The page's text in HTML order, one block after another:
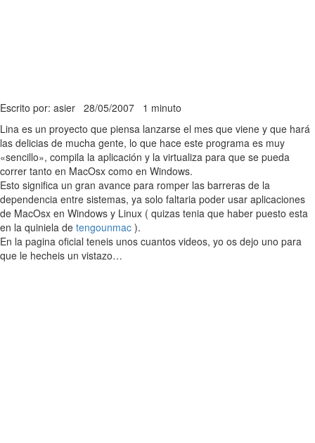
Escrito por: asier 28/05/2007 1 minuto
Lina es un proyecto que piensa lanzarse el mes que viene y que hará
las delicias de mucha gente, lo que hace este programa es muy
«sencillo», compila la aplicación y la virtualiza para que se pueda
correr tanto en MacOsx como en Windows.
Esto significa un gran avance para romper las barreras de la
dependencia entre sistemas, ya solo faltaria poder usar aplicaciones
de MacOsx en Windows y Linux ( quizas tenia que haber puesto esta
en la quiniela de tengounmac ).
En la pagina oficial teneis unos cuantos videos, yo os dejo uno para
que le hecheis un vistazo…